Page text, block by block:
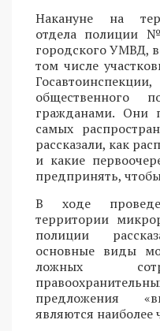
Накануне на
отдела полиции
городского УМВД,
том числе
общественного
гражданами. Они
самых
рассказали, как
и какие
предпринять,
В ходе
территории
полиции
основные виды
ложных
предложения
являются наиболее